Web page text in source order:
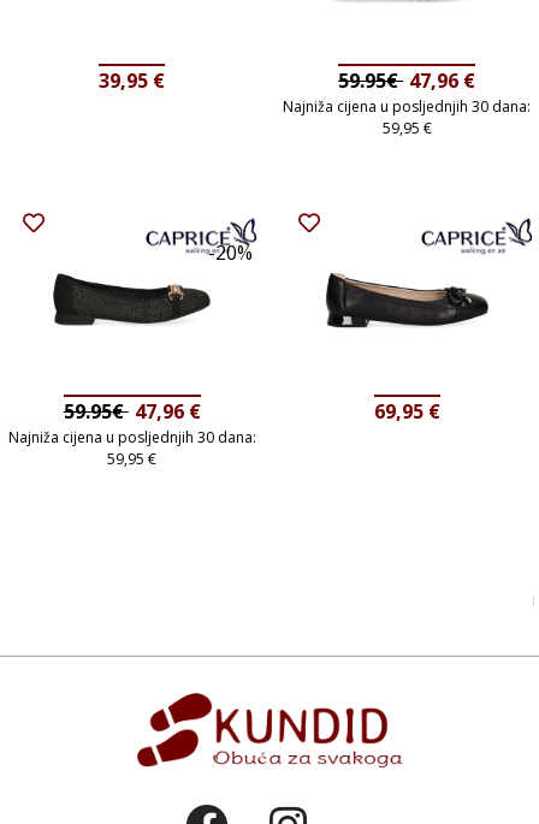
39,95 € 59.95€ 47,96 €
Najniža cijena u posljednjih 30 dana:
59,95 €
-20%
59.95€ 47,96 €
Najniža cijena u posljednjih 30 dana:
59,95€
69,95 €